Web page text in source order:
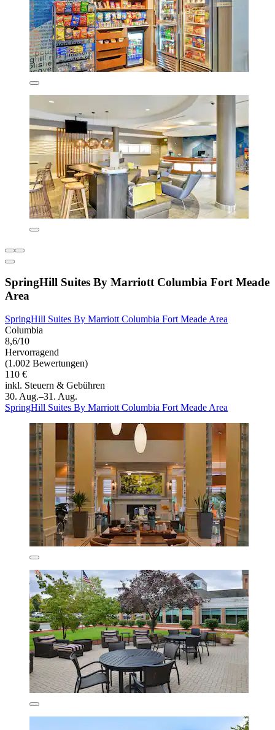
SpringHill Suites By Marriott Columbia Fort Meade
Area
SpringHill Suites By Marriott Columbia Fort Meade Area
Columbia
8,6/10
Hervorragend
(1.002 Bewertungen)
110 €
inkl. Steuern & Gebühren
30. Aug.–31. Aug.
SpringHill Suites By Marriott Columbia Fort Meade Area